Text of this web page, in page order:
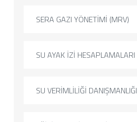
SERA GAZI YÖNETİMİ (MRV)
SU AYAK İZİ HESAPLAMALARI
SU VERİMLİLİĞİ DANIŞMANLIĞI